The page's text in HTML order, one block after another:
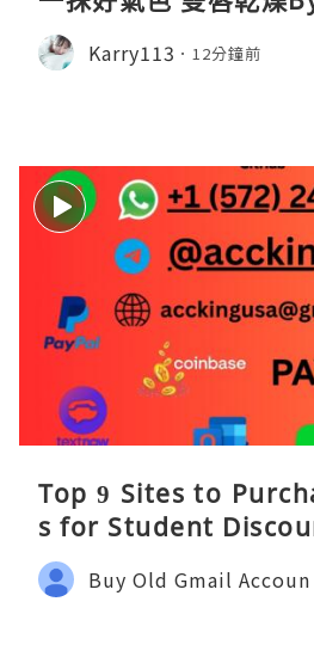
Karry113 12分鐘前
Top 9 Sites to
s for Student
Buy Old Gmail Accoun